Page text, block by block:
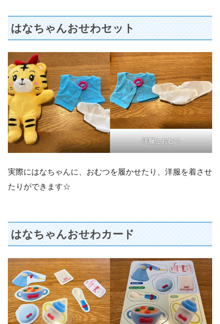
はなちゃんおせわセット
洋服とおむつ
実際にはなちゃんに、おむつを履かせたり、洋服を着させ
たりができます☆
はなちゃんおせわカード